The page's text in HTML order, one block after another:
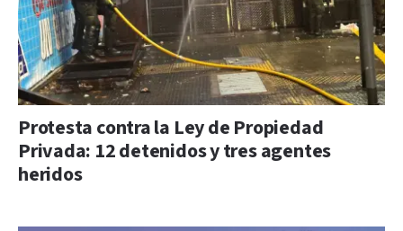
Protesta contra la Ley de Propiedad
Privada: 12 detenidos y tres agentes
heridos